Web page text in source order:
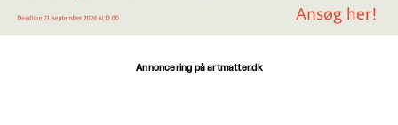
Annoncering på artmatter.dk